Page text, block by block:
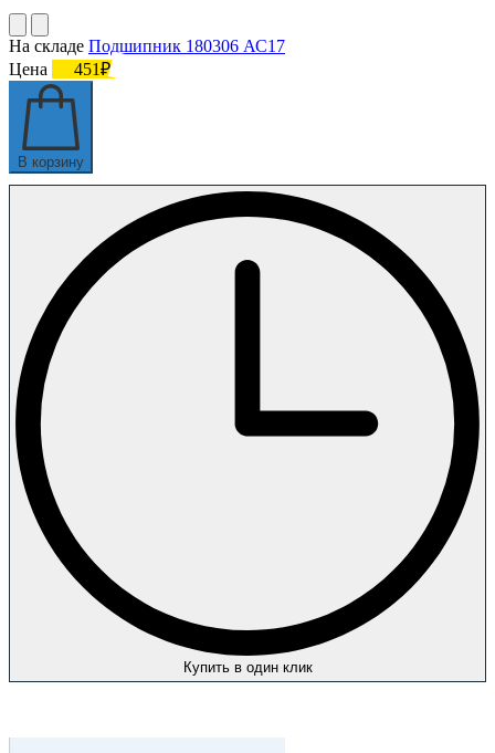
На складе Подшипник 180306 АС17
Цена
451₽
В корзину
Купить в один клик